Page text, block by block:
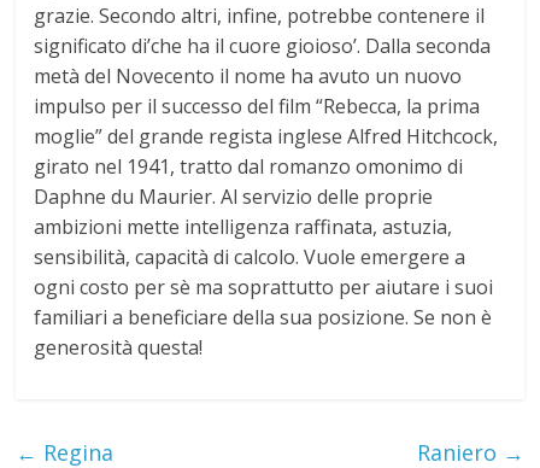
N
o
m
grazie. Secondo altri, infine, potrebbe contenere il
significato di’che ha il cuore gioioso’. Dalla seconda
metà del Novecento il nome ha avuto un nuovo
impulso per il successo del film “Rebecca, la prima
moglie” del grande regista inglese Alfred Hitchcock,
girato nel 1941, tratto dal romanzo omonimo di
Daphne du Maurier. Al servizio delle proprie
ambizioni mette intelligenza raffinata, astuzia,
sensibilità, capacità di calcolo. Vuole emergere a
ogni costo per sè ma soprattutto per aiutare i suoi
familiari a beneficiare della sua posizione. Se non è
generosità questa!
← Regina Raniero →